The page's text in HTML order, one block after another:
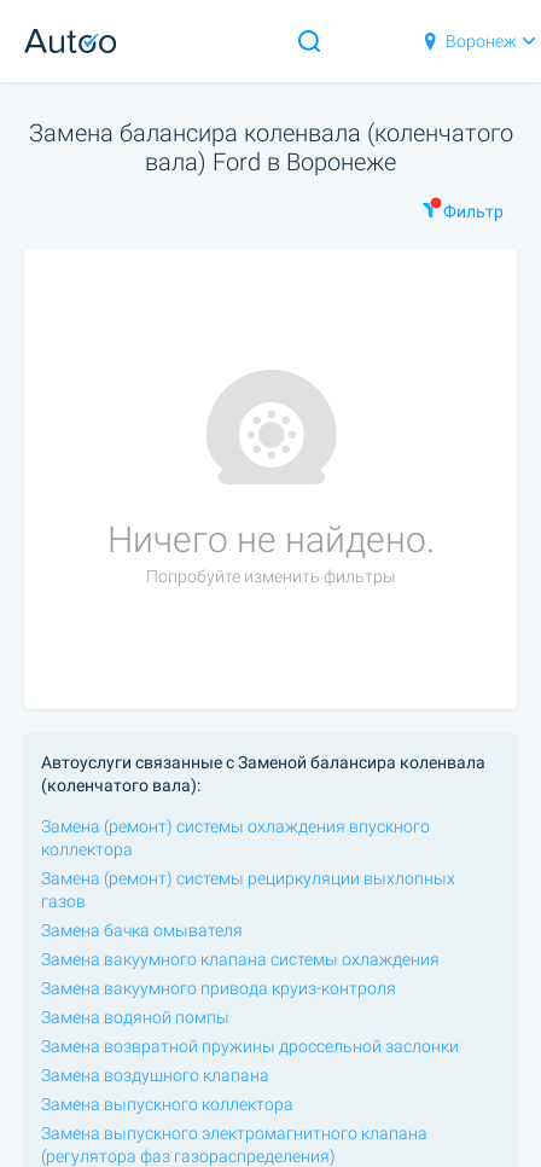
Воронеж
Замена балансира коленвала (коленчатого
вала) Ford в Воронеже
Фильтр
Ничего не найдено.
Попробуйте изменить фильтры
Автоуслуги связанные с Заменой балансира коленвала
(коленчатого вала):
Замена (ремонт) системы охлаждения впускного
коллектора
Замена (ремонт) системы рециркуляции выхлопных
газов
Замена бачка омывателя
Замена вакуумного клапана системы охлаждения
Замена вакуумного привода круиз-контроля
Замена водяной помпы
Замена возвратной пружины дроссельной заслонки
Замена воздушного клапана
Замена выпускного коллектора
Замена выпускного электромагнитного клапана
(регулятора фаз газораспределения)